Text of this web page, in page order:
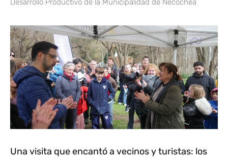
Desarrollo Productivo de la Municipalidad de Necochea
Una visita que encantó a vecinos y turistas: los